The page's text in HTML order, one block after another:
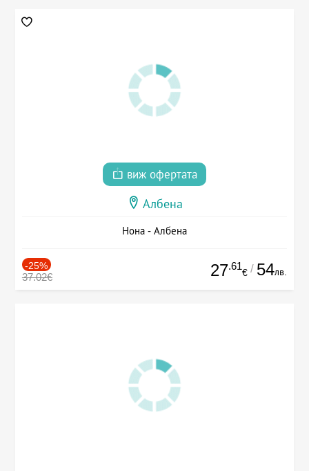
виж офертата
Албена
Нона - Албена
-25%
37.02€ 27.61
€ / 54лв.